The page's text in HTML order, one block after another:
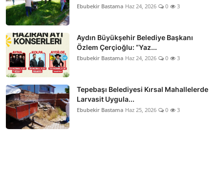
Ebubekir Bastama Haz 24, 2026 0 3
Aydın Büyükşehir Belediye Başkanı
Özlem Çerçioğlu: “Yaz...
Ebubekir Bastama Haz 24, 2026 0 3
Tepebaşı Belediyesi Kırsal Mahallelerde
Larvasit Uygula...
Ebubekir Bastama Haz 25, 2026 0 3